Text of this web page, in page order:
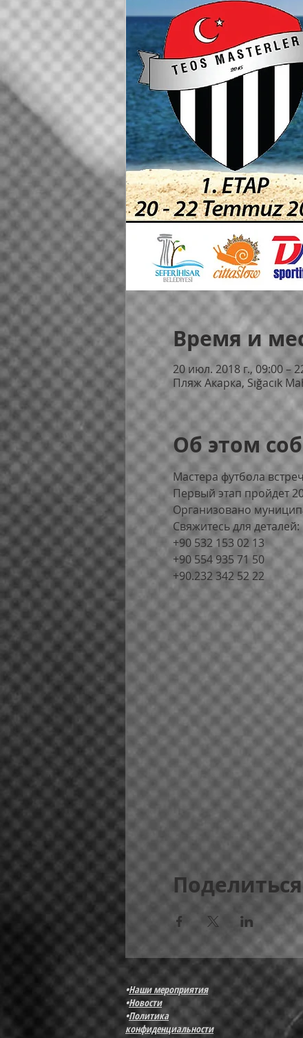
Время и
20 июл. 2018 г., 09:00 –
Пляж Акарка, Sığacık
Об этом
Мастера футбола
Первый этап пройдет
Организовано
Свяжитесь для деталей:
+90 532 153 02 13
+90 554 935 71 50
+90.232 342 52 22
•Наши мероприятия
•Новости
•Политика
конфиденциальности